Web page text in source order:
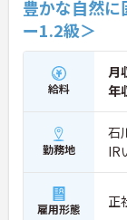
豊かな自然
ー1.2級＞
給料
月
年
勤務地
石
IR
雇用形態 正